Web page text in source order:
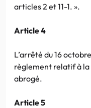
articles 2 et 11-1. ».
Article 4
L’arrêté du 16
règlement relatif à
abrogé.
Article 5